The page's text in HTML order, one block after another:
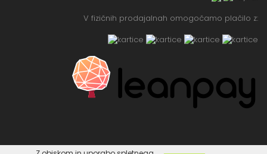
V fizičnih prodajalnah omogočamo plačilo z: